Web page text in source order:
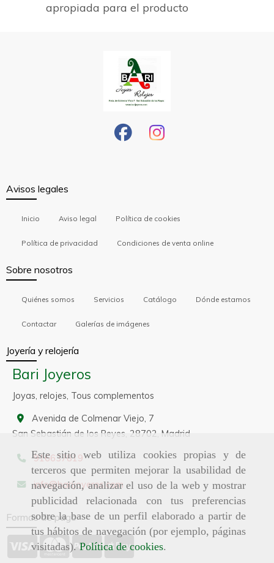
Este sitio web utiliza cookies propias y de
terceros que permiten mejorar la usabilidad de
navegación, analizar el uso de la web y mostrar
publicidad relacionada con tus preferencias
sobre la base de un perfil elaborado a partir de
tus hábitos de navegación (por ejemplo, páginas
visitadas).Política de cookies.
apropiada para el producto
Avisos legales
Inicio Aviso legal Política de cookies
Política de privacidad Condiciones de venta online
Sobre nosotros
Quiénes somos Servicios Catálogo Dónde estamos
Contactar Galerías de imágenes
Joyería y relojería
Bari Joyeros
Joyas, relojes, Tous complementos
Avenida de Colmenar Viejo, 7
San Sebastián de los Reyes, 28702, Madrid
916637819
info barijoyeros.com
Formas de pago